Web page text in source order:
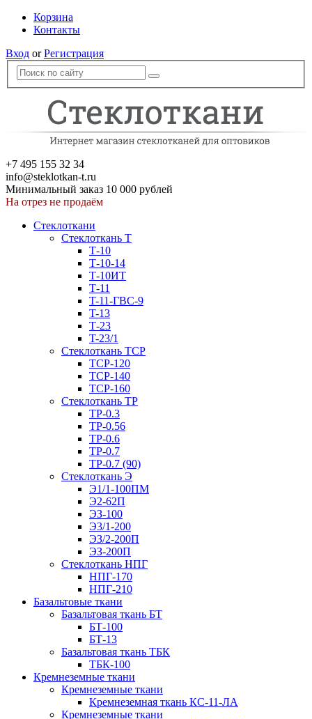
Корзина
Контакты
Вход orРегистрация
+7 495 155 32 34
info@steklotkan-t.ru
Минимальный заказ 10 000 рублей
На отрез не продаём
Стеклоткани
Стеклоткань Т
Т-10
Т-10-14
Т-10ИТ
Т-11
T-11-ГВС-9
T-13
Т-23
T-23/1
Стеклоткань ТСР
ТСР-120
ТСР-140
ТСР-160
Стеклоткань ТР
ТР-0.3
ТР-0.56
ТР-0.6
ТР-0.7
ТР-0.7 (90)
Стеклоткань Э
Э1/1-100ПМ
Э2-62П
ЭЗ-100
Э3/1-200
ЭЗ/2-200П
ЭЗ-200П
Стеклоткань НПГ
НПГ-170
НПГ-210
Базальтовые ткани
Базальтовая ткань БТ
БТ-100
БТ-13
Базальтовая ткань ТБК
ТБК-100
Кремнеземные ткани
Кремнеземные ткани
Кремнеземная ткань КС-11-ЛА
Кремнеземные ткани